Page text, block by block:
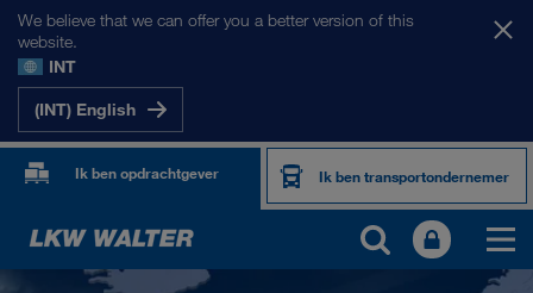
We believe that we can offer you a better version of this
website.
INT
(INT) English
Ik ben opdrachtgever Ik ben transportondernemer